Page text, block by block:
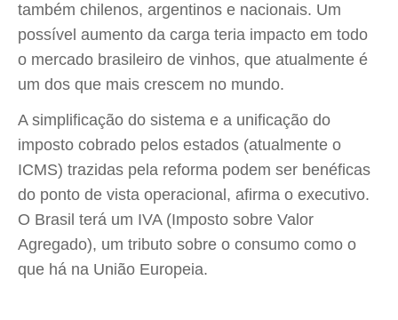
também chilenos, argentinos e nacionais. Um
possível aumento da carga teria impacto em todo
o mercado brasileiro de vinhos, que atualmente é
um dos que mais crescem no mundo.
A simplificação do sistema e a unificação do
imposto cobrado pelos estados (atualmente o
ICMS) trazidas pela reforma podem ser benéficas
do ponto de vista operacional, afirma o executivo.
O Brasil terá um IVA (Imposto sobre Valor
Agregado), um tributo sobre o consumo como o
que há na União Europeia.